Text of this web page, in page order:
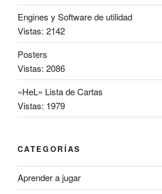
Engines y Software de utilidad
Vistas: 2142
Posters
Vistas: 2086
«HeL» Lista de Cartas
Vistas: 1979
CATEGORÍAS
Aprender a jugar